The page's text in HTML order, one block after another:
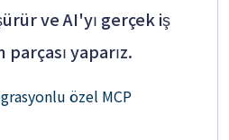
ve AI'yı gerçek iş
parçası yaparız.
özel MCP